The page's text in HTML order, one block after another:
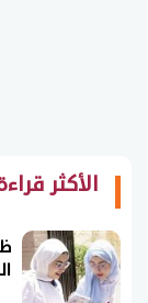
الأكثر